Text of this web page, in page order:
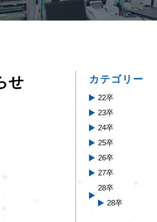
せ カテゴリー
22卒
23卒
24卒
25卒
26卒
27卒
28卒
28卒